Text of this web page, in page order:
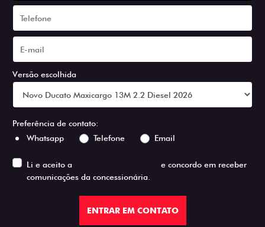
Versão escolhida
Preferência de contato:
Whatsapp
Telefone Email
Li e aceito a
e concordo em receber
comunicações da concessionária.
ENTRAR EM CONTATO